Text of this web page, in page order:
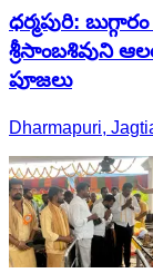
ధర్మపురి:
శ్రీసాంబశివుని
పూజలు
Dharmapuri,